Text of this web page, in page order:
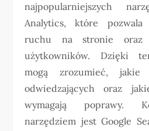
najpopularniejszych
Analytics, które
ruchu na stronie oraz
użytkowników. Dzięki
mogą zrozumieć, jakie
odwiedzających oraz
wymagają poprawy.
narzędziem jest Google